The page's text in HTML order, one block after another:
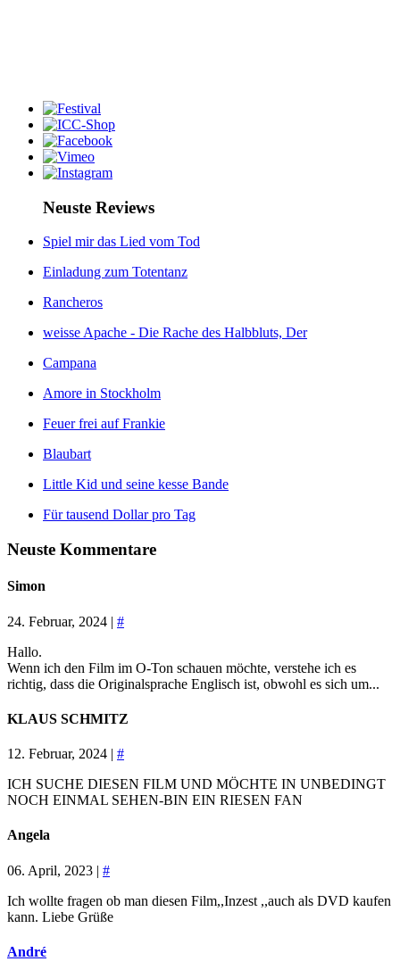
Neuste Reviews
Spiel mir das Lied vom Tod
Einladung zum Totentanz
Rancheros
weisse Apache - Die Rache des Halbbluts, Der
Campana
Amore in Stockholm
Feuer frei auf Frankie
Blaubart
Little Kid und seine kesse Bande
Für tausend Dollar pro Tag
Neuste Kommentare
Simon
24. Februar, 2024 | #
Hallo.
Wenn ich den Film im O-Ton schauen möchte, verstehe ich es
richtig, dass die Originalsprache Englisch ist, obwohl es sich um...
KLAUS SCHMITZ
12. Februar, 2024 | #
ICH SUCHE DIESEN FILM UND MÖCHTE IN UNBEDINGT
NOCH EINMAL SEHEN-BIN EIN RIESEN FAN
Angela
06. April, 2023 | #
Ich wollte fragen ob man diesen Film,,Inzest ,,auch als DVD kaufen
kann. Liebe Grüße
André